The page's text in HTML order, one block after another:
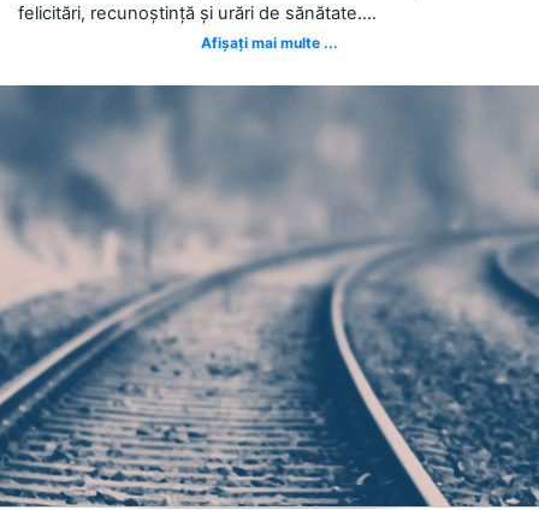
felicitări, recunoștință și urări de sănătate....
Afișați mai multe ...